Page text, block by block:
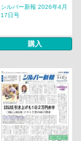
シルバー新報 2026年4月
17日号
購入